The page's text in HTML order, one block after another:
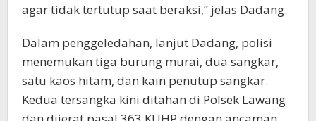
agar tidak tertutup saat beraksi,” jelas Dadang.
Dalam penggeledahan, lanjut Dadang, polisi
menemukan tiga burung murai, dua sangkar,
satu kaos hitam, dan kain penutup sangkar.
Kedua tersangka kini ditahan di Polsek Lawang